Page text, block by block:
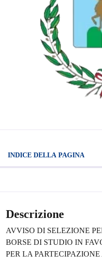
INDICE DELLA PAGINA
Descrizione
AVVISO DI SELEZIONE
BORSE DI STUDIO IN
PER LA